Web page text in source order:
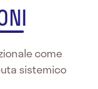
come
sistemico